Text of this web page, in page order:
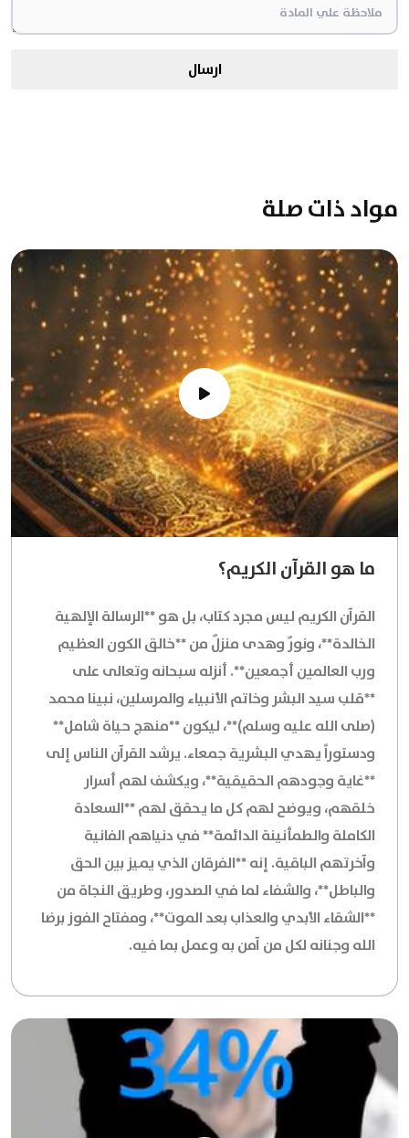
ارسال
مواد ذات صلة
ما هو القرآن الكريم؟
القرآن الكريم ليس مجرد كتاب، بل هو **الرسالة الإلهية
الخالدة**، ونورٌ وهدى منزلٌ من **خالق الكون العظيم
ورب العالمين أجمعين**. أنزله سبحانه وتعالى على
**قلب سيد البشر وخاتم الأنبياء والمرسلين، نبينا محمد
(صلى الله عليه وسلم)**، ليكون **منهج حياة شامل**
ودستوراً يهدي البشرية جمعاء. يرشد القرآن الناس إلى
**غاية وجودهم الحقيقية**، ويكشف لهم أسرار
خلقهم، ويوضح لهم كل ما يحقق لهم **السعادة
الكاملة والطمأنينة الدائمة** في دنياهم الفانية
وآخرتهم الباقية. إنه **الفرقان الذي يميز بين الحق
والباطل**، والشفاء لما في الصدور، وطريق النجاة من
**الشقاء الأبدي والعذاب بعد الموت**، ومفتاح الفوز برضا
الله وجنانه لكل من آمن به وعمل بما فيه.